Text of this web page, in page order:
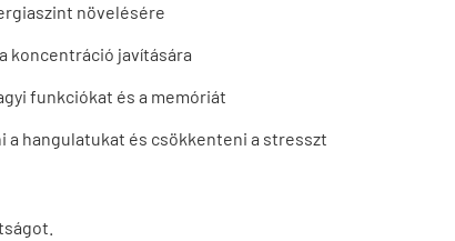
növelésére
koncentráció javítására
funkciókat és a memóriát
a hangulatukat és csökkenteni a stresszt